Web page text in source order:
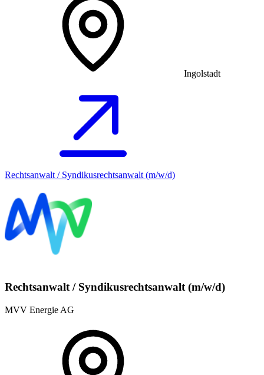
Ingolstadt
Rechtsanwalt / Syndikusrechtsanwalt (m/w/d)
Rechtsanwalt / Syndikusrechtsanwalt (m/w/d)
MVV Energie AG